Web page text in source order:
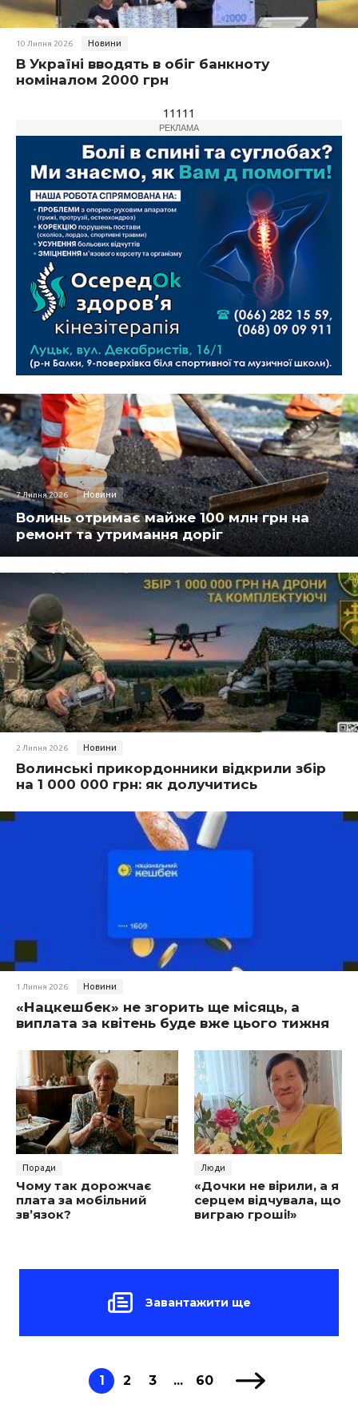
10 Липня 2026 Новини
В Україні вводять в обіг банкноту
номіналом 2000 грн
11111
РЕКЛАМА
7 Липня 2026 Новини
Волинь отримає майже 100 млн грн на
ремонт та утримання доріг
2 Липня 2026 Новини
Волинські прикордонники відкрили збір
на 1 000 000 грн: як долучитись
1 Липня 2026 Новини
«Нацкешбек» не згорить ще місяць, а
виплата за квітень буде вже цього тижня
Поради
Чому так дорожчає
плата за мобільний
зв’язок?
Люди
«Дочки не вірили, а я
серцем відчувала, що
виграю гроші!»
Завантажити ще
1 2 3 ... 60